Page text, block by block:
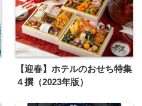
【迎春】ホテルのおせち特集
４撰（2023年版）